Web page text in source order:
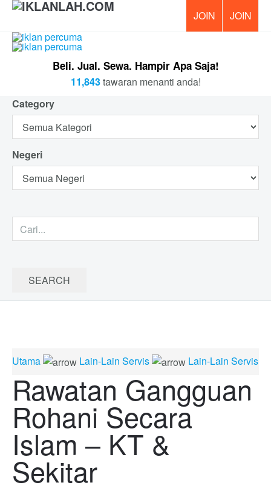
Beli. Jual. Sewa. Hampir Apa Saja!
11,843tawaran menanti anda!
Category
Negeri
Utama Lain-Lain Servis Lain-Lain Servis
Rawatan Gangguan
Rohani Secara
Islam – KT &
Sekitar